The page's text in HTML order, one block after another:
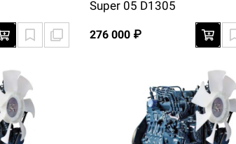
Super 05 D1305
276 000 ₽